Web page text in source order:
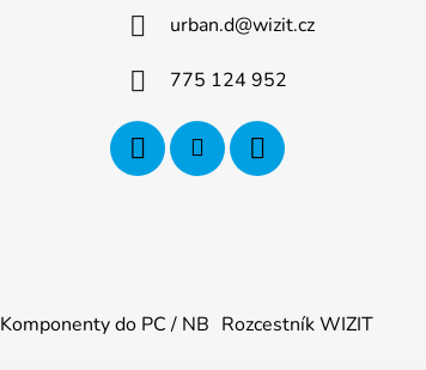
urban.d@wizit.cz
775 124 952
Komponenty do PC / NB Rozcestník WIZIT